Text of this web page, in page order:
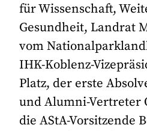
für Wissenschaft,
Gesundheit, Landrat
vom
IHK-Koblenz-
Platz, der erste
und Alumni-Vertreter
die AStA-Vorsitzende